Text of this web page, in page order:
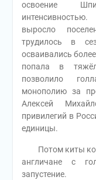
освоение
выросло
трудилось в
осваивались
попала в
позволило
монополию за
Алексей
привилегий в
единицы.
Потом киты
англичане с
запустение.